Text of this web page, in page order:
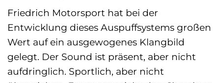
Friedrich Motorsport hat bei der
Entwicklung dieses Auspuffsystems großen
Wert auf ein ausgewogenes Klangbild
gelegt. Der Sound ist präsent, aber nicht
aufdringlich. Sportlich, aber nicht